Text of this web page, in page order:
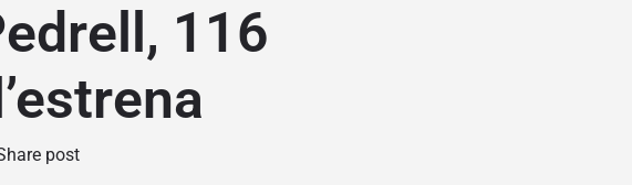
116
post